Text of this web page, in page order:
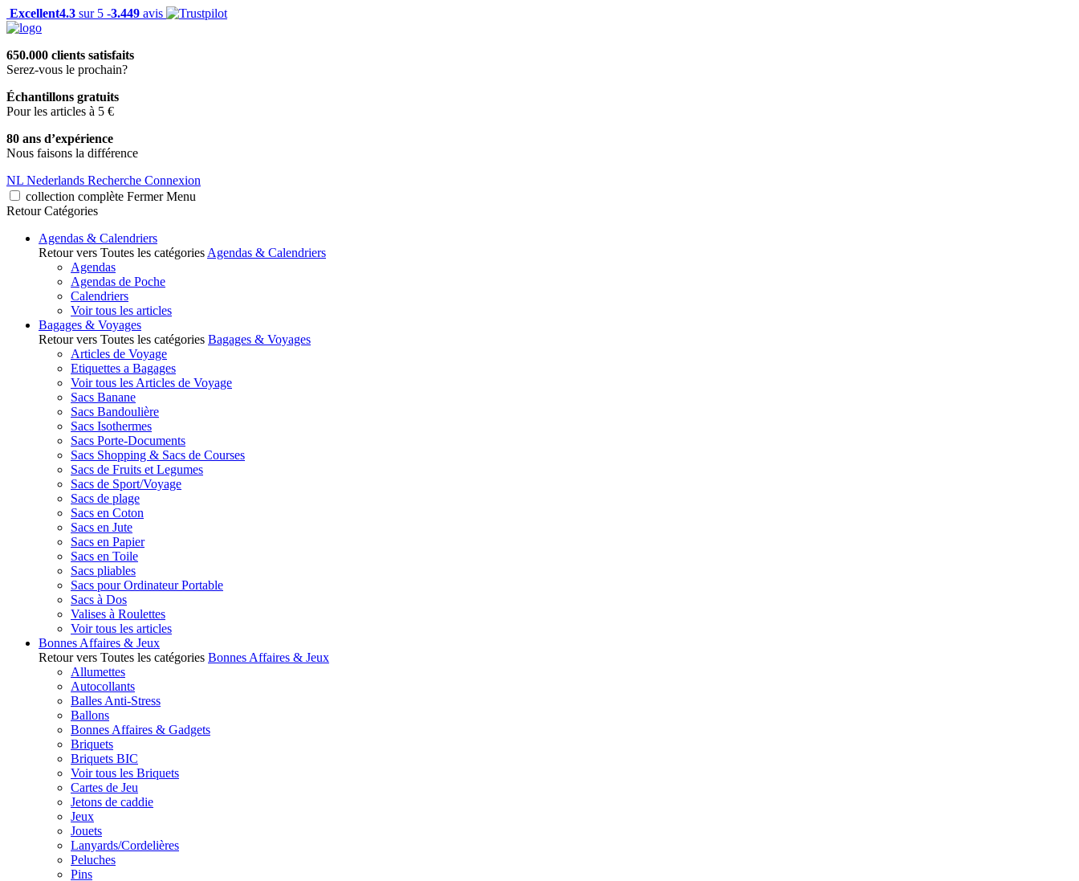
Excellent4.3 sur 5 -3.449 avis
650.000 clients satisfaits
Serez-vous le prochain?
Échantillons gratuits
Pour les articles à 5 €
80 ans d’expérience
Nous faisons la différence
NL Nederlands Recherche Connexion
collection complète Fermer Menu
Retour Catégories
Agendas & Calendriers
Retour vers Toutes les catégories Agendas & Calendriers
Agendas
Agendas de Poche
Calendriers
Voir tous les articles
Bagages & Voyages
Retour vers Toutes les catégories Bagages & Voyages
Articles de Voyage
Etiquettes a Bagages
Voir tous les Articles de Voyage
Sacs Banane
Sacs Bandoulière
Sacs Isothermes
Sacs Porte-Documents
Sacs Shopping & Sacs de Courses
Sacs de Fruits et Legumes
Sacs de Sport/Voyage
Sacs de plage
Sacs en Coton
Sacs en Jute
Sacs en Papier
Sacs en Toile
Sacs pliables
Sacs pour Ordinateur Portable
Sacs à Dos
Valises à Roulettes
Voir tous les articles
Bonnes Affaires & Jeux
Retour vers Toutes les catégories Bonnes Affaires & Jeux
Allumettes
Autocollants
Balles Anti-Stress
Ballons
Bonnes Affaires & Gadgets
Briquets
Briquets BIC
Voir tous les Briquets
Cartes de Jeu
Jetons de caddie
Jeux
Jouets
Lanyards/Cordelières
Peluches
Pins